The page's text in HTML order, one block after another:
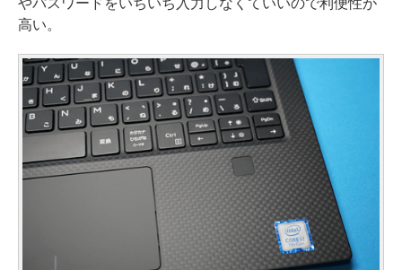
高い。